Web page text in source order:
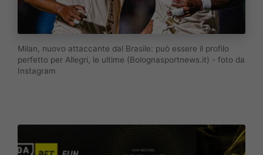
Milan, nuovo attaccante dal Brasile: può essere il profilo
perfetto per Allegri, le ultime (Bolognasportnews.it) - foto da
Instagram